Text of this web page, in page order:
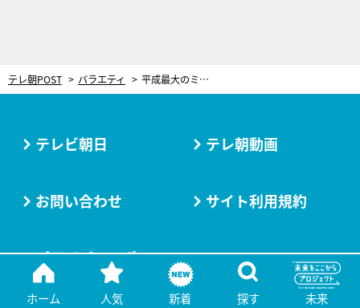
テレ朝POST バラエティ 平成最大のミステリー「国松長官狙撃事件」。30年事件を追う記者が“唯一の目撃者”にテレビ初取材
ホーム 人気 新着 探す 未来
テレビ朝日 テレ朝動画
お問い合わせ サイト利用規約
プライバシーポリシー